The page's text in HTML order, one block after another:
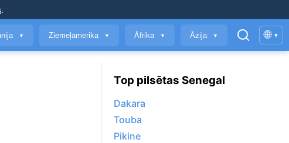
.
▼ Ziemeļamerika ▼ Āfrika ▼ Āzija ▼ 🌐 ▾
Top pilsētas Senegal
Dakara
Touba
Pikine